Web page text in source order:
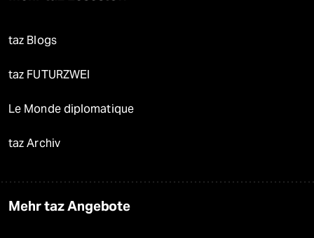
taz Blogs
taz FUTURZWEI
Le Monde diplomatique
taz Archiv
Mehr taz Angebote